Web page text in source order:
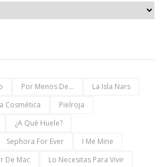
Por Menos De...
La Isla Nars
Cosmética
Pielroja
¿a Qué Huele?
Sephora For Ever
I Me Mine
De Mac
Lo Necesitas Para Vivir